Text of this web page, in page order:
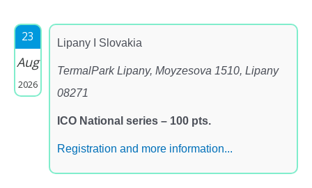
23
Aug
2026
Lipany I Slovakia
TermalPark Lipany, Moyzesova 1510, Lipany
08271
ICO National series – 100 pts.
Registration and more information...